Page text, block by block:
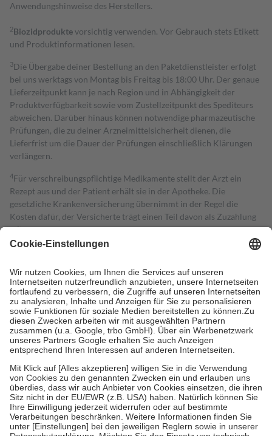
Anwendungshinweise des Herstellers.
2Biozidproduktevorsichtig verwenden. Vor Gebrauch stets Etikett
und Produktinformationen lesen.
3Die Übergabe deiner Bestellung an den Paketdienstleister erfolgt
bei uns werktags von Montag bis Freitag bis 18:00 Uhr. Der genaue
Lieferzeitpunkt kann je nach Region und in Abhängigkeit der
Produktverfügbarkeit sowie vom Zustellzeitpunkt des Spediteurs
abweichen. Darüber hinaus können notwendige pharmazeutische
Prüfungen, die zu deiner Arzneimittelsicherheit dienen, die
Lieferfrist um die Dauer der Prüfungen einschließlich Klärungen
verlängern.
4Für verschreibungspflichtige Medikamente stellt der Arzt ein
Rezept aus und der Patient erhält sie in der Apotheke. Die
gesetzliche Krankenversicherung übernimmt in der Regel die
Kosten dafür, der Versicherte trägt einen Teil davon als Zuzahlung
mit.
Grundsätzlich leisten Mitglieder Zuzahlungen in Höhe von zehn
höchstens zehn Euro.
Es sind jedoch nie mehr als die tatsächlichen
Kosten der Leistung zu entrichten.
Diese Regeln gelten grundsätzlich auch für Online-Apotheken.
Bei Heilmitteln und häuslicher Krankenpflege beträgt die
Zuzahlung zehn Prozent der Kosten sowie zehn Euro je
Verordnung.
Um das Engagement der Versicherten für ihre eigene Gesundheit zu
stärken und die besondere Stellung der Familie zu unterstützen,
fallenkeine Zuzahlungenan bei:
• Kindern und Jugendlichen bis zum vollendeten 18. Lebensjahr
mit Ausnahme der Fahrkosten
• Untersuchungen zur Vorsorge und Früherkennung, die von der
GKV getragen werden
• empfohlenen Schutzimpfungen